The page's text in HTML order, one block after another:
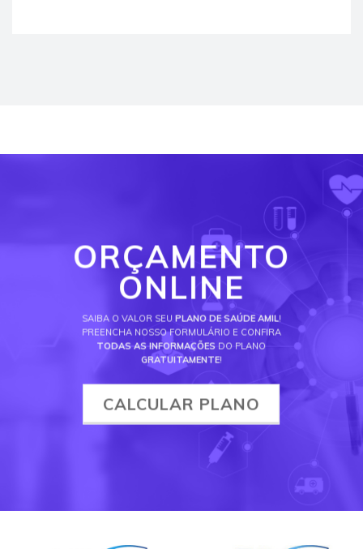
ORÇAMENTO
ONLINE
SAIBA O VALOR SEU PLANO DE SAÚDE AMIL!
PREENCHA NOSSO FORMULÁRIO E CONFIRA
TODAS AS INFORMAÇÕES DO PLANO
GRATUITAMENTE!
CALCULAR PLANO